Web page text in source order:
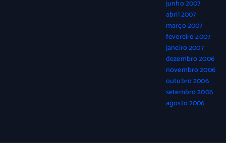
junho 2007
abril 2007
março 2007
fevereiro 2007
janeiro 2007
dezembro 2006
novembro 2006
outubro 2006
setembro 2006
agosto 2006